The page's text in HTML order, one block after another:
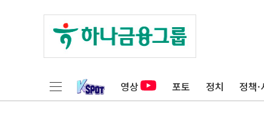
영상 포토 정치 정책·